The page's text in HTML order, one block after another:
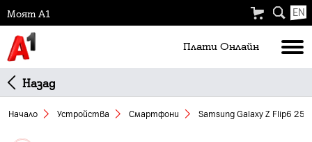
Моят А1 EN
Плати Oнлайн
Назад
Начало Устройства Смартфони Samsung Galaxy Z Flip6 256